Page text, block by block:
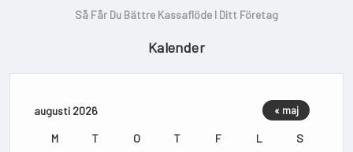
Så Får Du Bättre Kassaflöde I Ditt Företag
Kalender
augusti 2026
M T O T F L S
« maj